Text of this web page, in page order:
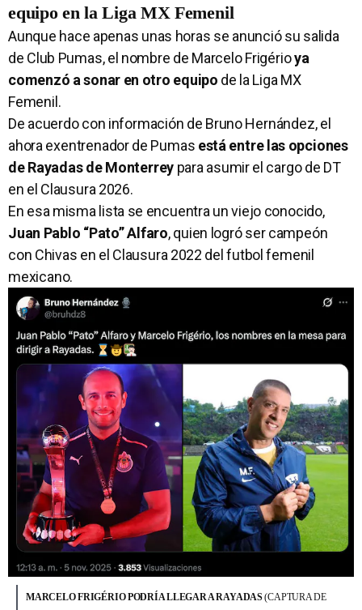
equipo en la Liga MX Femenil
Aunque hace apenas unas horas se anunció su salida
de Club Pumas, el nombre de Marcelo Frigérioya
comenzó a sonar en otro equipo de la Liga MX
Femenil.
De acuerdo con información de Bruno Hernández, el
ahora exentrenador de Pumas está entre las opciones
de Rayadas de Monterrey para asumir el cargo de DT
en el Clausura 2026.
En esa misma lista se encuentra un viejo conocido,
Juan Pablo “Pato” Alfaro, quien logró ser campeón
con Chivas en el Clausura 2022 del futbol femenil
mexicano.
MARCELO FRIGÉRIO PODRÍA LLEGAR A RAYADAS(CAPTURA DE